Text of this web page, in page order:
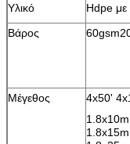
Υλικό Hdpe με
Βάρος
Μέγεθος
4x50'
1.8x10m,
1.8x15m,